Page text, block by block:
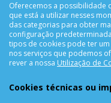
CONTACTOS
4450-042 Matosinhos
Oferecemos a possibilidade
que está a utilizar nesses
das categorias para obter
configuração
tipos de cookies pode ter
nos serviços que podemos
rever a nossa Utilização de
Cookies técnicas ou